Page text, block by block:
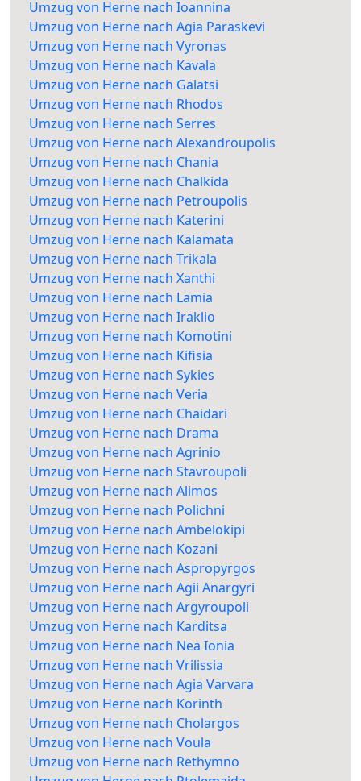
Umzug von Herne nach Ioannina
Umzug von Herne nach Agia Paraskevi
Umzug von Herne nach Vyronas
Umzug von Herne nach Kavala
Umzug von Herne nach Galatsi
Umzug von Herne nach Rhodos
Umzug von Herne nach Serres
Umzug von Herne nach Alexandroupolis
Umzug von Herne nach Chania
Umzug von Herne nach Chalkida
Umzug von Herne nach Petroupolis
Umzug von Herne nach Katerini
Umzug von Herne nach Kalamata
Umzug von Herne nach Trikala
Umzug von Herne nach Xanthi
Umzug von Herne nach Lamia
Umzug von Herne nach Iraklio
Umzug von Herne nach Komotini
Umzug von Herne nach Kifisia
Umzug von Herne nach Sykies
Umzug von Herne nach Veria
Umzug von Herne nach Chaidari
Umzug von Herne nach Drama
Umzug von Herne nach Agrinio
Umzug von Herne nach Stavroupoli
Umzug von Herne nach Alimos
Umzug von Herne nach Polichni
Umzug von Herne nach Ambelokipi
Umzug von Herne nach Kozani
Umzug von Herne nach Aspropyrgos
Umzug von Herne nach Agii Anargyri
Umzug von Herne nach Argyroupoli
Umzug von Herne nach Karditsa
Umzug von Herne nach Nea Ionia
Umzug von Herne nach Vrilissia
Umzug von Herne nach Agia Varvara
Umzug von Herne nach Korinth
Umzug von Herne nach Cholargos
Umzug von Herne nach Voula
Umzug von Herne nach Rethymno